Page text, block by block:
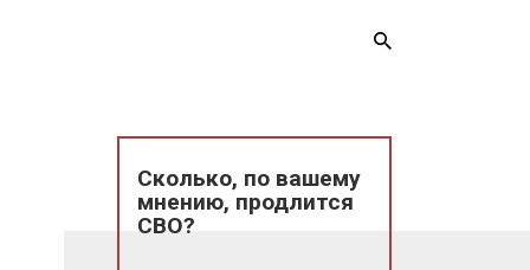
Сколько, по вашему
мнению, продлится
СВО?